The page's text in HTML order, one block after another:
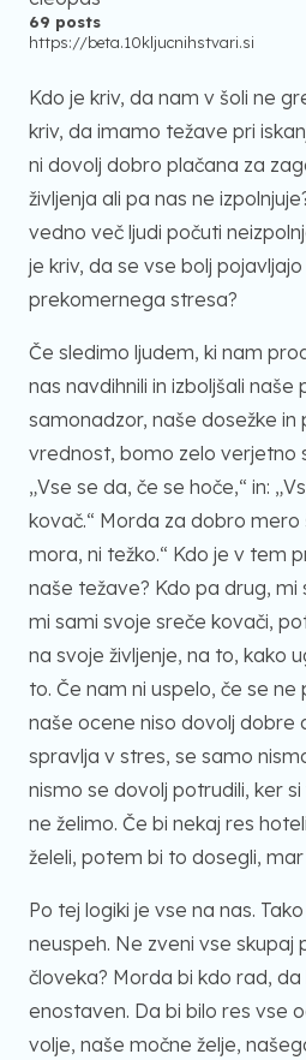
69 posts
https://beta.10kljucnihstvari.si
Kdo je kriv, da nam v šoli ne
kriv, da imamo težave pri
ni dovolj dobro plačana za
življenja ali pa nas ne
vedno več ljudi počuti
je kriv, da se vse bolj
prekomernega stresa?
Če sledimo ljudem, ki nam
nas navdihnili in izboljšali naše
samonadzor, naše dosežke in
vrednost, bomo zelo verjetno
„Vse se da, če se hoče,“ in:
kovač.“ Morda za dobro mero
mora, ni težko.“ Kdo je v tem
naše težave? Kdo pa drug, mi
mi sami svoje sreče kovači,
na svoje življenje, na to, kako
to. Če nam ni uspelo, če se
naše ocene niso dovolj dobre
spravlja v stres, se samo
nismo se dovolj potrudili, ker
ne želimo. Če bi nekaj res
želeli, potem bi to dosegli, mar
Po tej logiki je vse na nas.
neuspeh. Ne zveni vse skupaj
človeka? Morda bi kdo rad,
enostaven. Da bi bilo res vse
volje, naše močne želje,